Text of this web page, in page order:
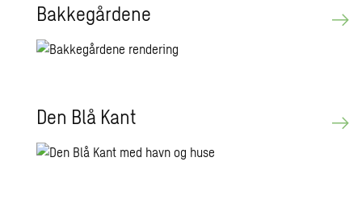
Bakkegårdene
Den Blå Kant